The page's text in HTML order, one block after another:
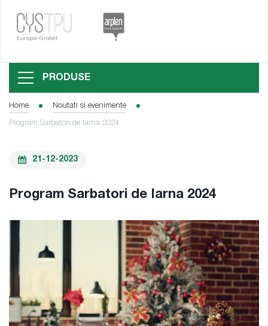
PRODUSE
Home Noutati si evenimente
Program Sarbatori de Iarna 2024
21-12-2023
Program Sarbatori de Iarna 2024